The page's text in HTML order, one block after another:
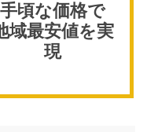
手頃な価格で
域最安値を実
現